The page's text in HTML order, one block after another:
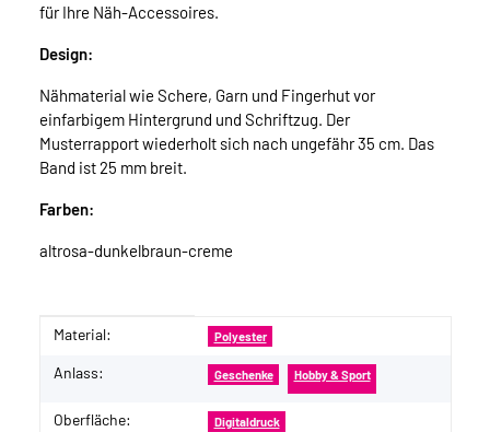
für Ihre Näh-Accessoires.
Design:
Nähmaterial wie Schere, Garn und Fingerhut vor
einfarbigem Hintergrund und Schriftzug. Der
Musterrapport wiederholt sich nach ungefähr 35 cm. Das
Band ist 25 mm breit.
Farben:
altrosa-dunkelbraun-creme
Produkteigenschaft
Wert
Material: Polyester
Anlass: Geschenke Hobby & Sport
Oberfläche: Digitaldruck